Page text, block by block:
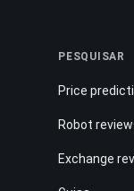
PESQUISAR
Price
Robot
Exchange